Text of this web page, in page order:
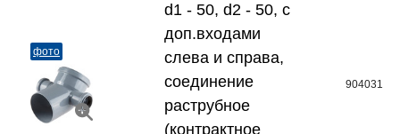
фото
d1 - 50, d2 - 50, с
доп.входами
слева и справа,
соединение
раструбное
(контрактное
904031